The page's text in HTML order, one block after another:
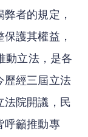
者的規定，
護其權益，
動立法，是各
歷經三屆立法
法院開議，民
呼籲推動專